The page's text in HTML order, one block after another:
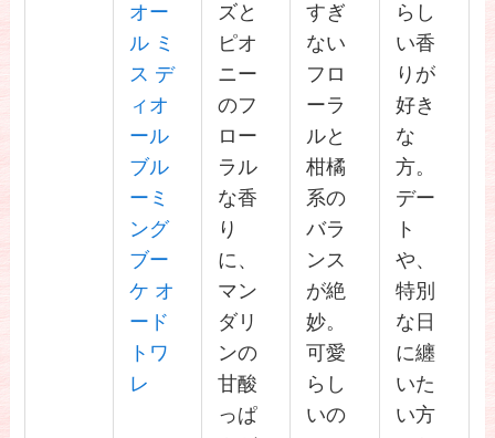
オー
ル ミ
ス デ
ィオ
ール
ブル
ーミ
ング
ブー
ケ オ
ード
トワ
レ
ズと
ピオ
ニー
のフ
ロー
ラル
な香
り
に、
マン
ダリ
ンの
甘酸
っぱ
すぎ
ない
フロ
ーラ
ルと
柑橘
系の
バラ
ンス
が絶
妙。
可愛
らし
いの
らし
い香
りが
好き
な
方。
デー
ト
や、
特別
な日
に纏
いた
い方